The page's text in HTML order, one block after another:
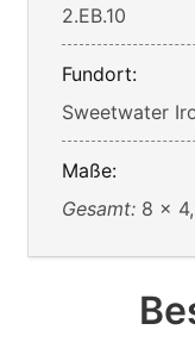
2.EB.10
Fundort:
Sweetwater
Maße:
Gesamt: 8 x